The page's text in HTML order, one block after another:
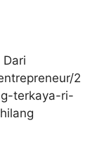
2
terkaya-ri-